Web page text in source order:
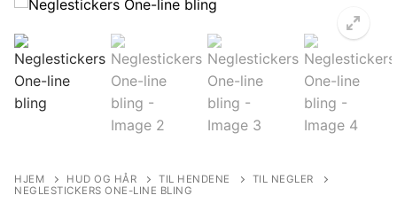
🔍
HJEM HUD OG HÅR TIL HENDENE
TIL NEGLER
NEGLESTICKERS ONE-LINE BLING